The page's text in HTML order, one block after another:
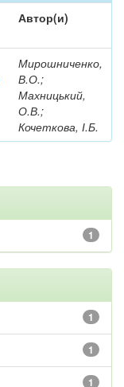
Автор(и)
Мирошниченко,
В.О.;
Махницький,
О.В.;
Кочеткова, І.Б.
1
1
1
1